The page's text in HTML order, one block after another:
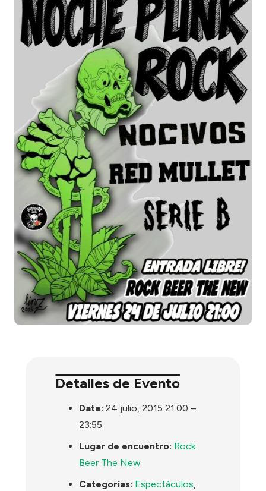
Detalles de Evento
Date: 24 julio, 2015 21:00 –
23:55
Lugar de encuentro: Rock
Beer The New
Categorías: Espectáculos,